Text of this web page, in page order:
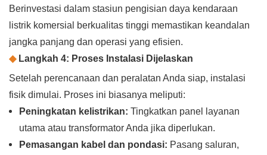
Berinvestasi dalam stasiun pengisian daya kendaraan
listrik komersial berkualitas tinggi memastikan keandalan
jangka panjang dan operasi yang efisien.
◆Langkah 4: Proses Instalasi Dijelaskan
Setelah perencanaan dan peralatan Anda siap, instalasi
fisik dimulai. Proses ini biasanya meliputi:
Peningkatan kelistrikan: Tingkatkan panel layanan
utama atau transformator Anda jika diperlukan.
Pemasangan kabel dan pondasi: Pasang saluran,